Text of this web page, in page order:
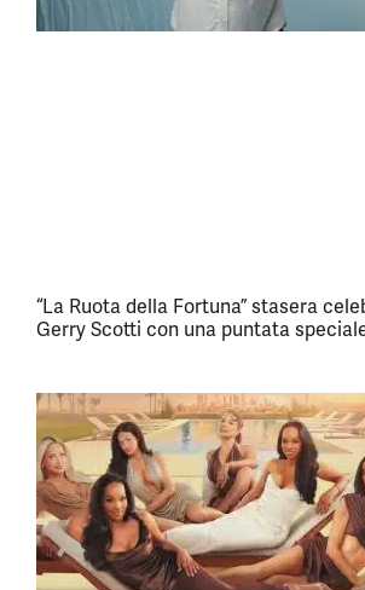
“La Ruota della Fortuna” stasera
Gerry Scotti con una puntata